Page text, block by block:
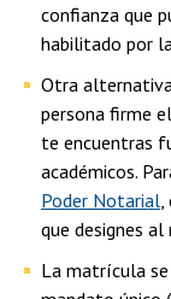
confianza que
habilitado por
Otra
persona firme
te encuentras
académicos.
Poder Notarial,
que designes
La matrícula